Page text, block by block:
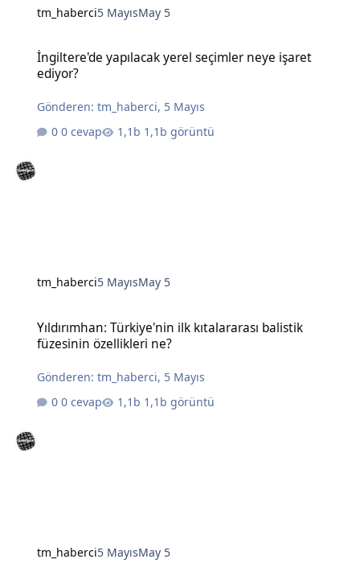
tm_haberci5 MayısMay 5
İngiltere'de yapılacak yerel seçimler neye işaret
ediyor?
Gönderen:tm_haberci, 5 Mayıs
0 cevap
1,1b görüntü
tm_haberci5 MayısMay 5
Yıldırımhan: Türkiye'nin ilk kıtalararası balistik
füzesinin özellikleri ne?
Gönderen:tm_haberci, 5 Mayıs
0 cevap
1,1b görüntü
tm_haberci5 MayısMay 5